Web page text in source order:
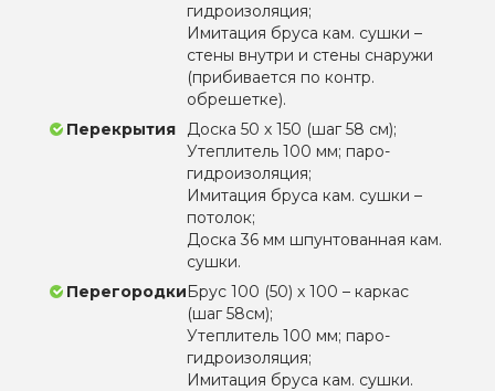
гидроизоляция;
Имитация бруса кам. сушки –
стены внутри и стены снаружи
(прибивается по контр.
обрешетке).
Перекрытия
Доска 50 х 150 (шаг 58 см);
Утеплитель 100 мм; паро-
гидроизоляция;
Имитация бруса кам. сушки –
потолок;
Доска 36 мм шпунтованная кам.
сушки.
ПерегородкиБрус 100 (50) х 100 – каркас
(шаг 58см);
Утеплитель 100 мм; паро-
гидроизоляция;
Имитация бруса кам. сушки.